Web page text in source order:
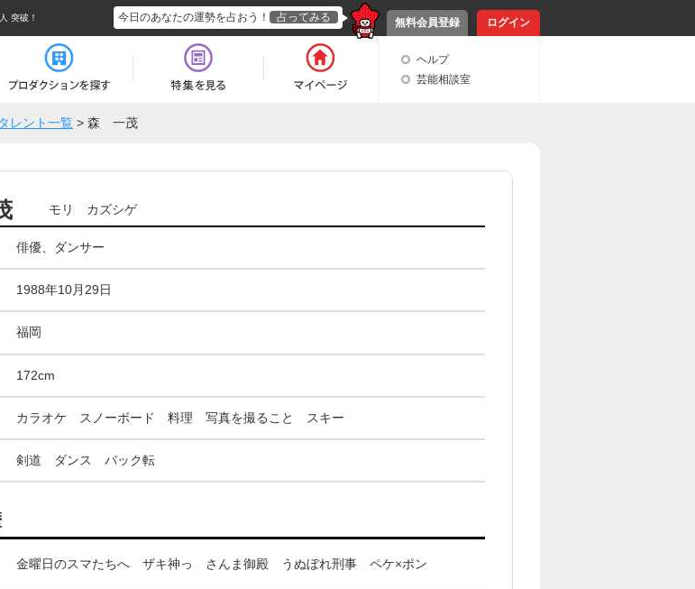
突破！ 無料会員登録 ログイン
今日のあなたの運勢を占おう！ 占ってみる
ヘルプ
芸能相談室
レント一覧 > 森 一茂
モリ カズシゲ
俳優、ダンサー
1988年10月29日
福岡
172cm
カラオケ スノーボード 料理 写真を撮ること スキー
剣道 ダンス バック転
金曜日のスマたちへ ザキ神っ さんま御殿 うぬぼれ刑事 ペケ×ポン